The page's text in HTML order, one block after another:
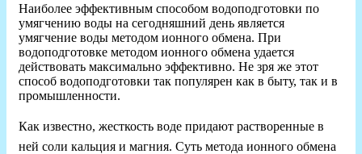
Наиболее эффективным способом водоподготовки по
умягчению воды на сегодняшний день является
умягчение воды методом ионного обмена. При
водоподготовке методом ионного обмена удается
действовать максимально эффективно. Не зря же этот
способ водоподготовки так популярен как в быту, так и в
промышленности.
Как известно, жесткость воде придают растворенные в
ней соли кальция и магния. Суть метода ионного обмена